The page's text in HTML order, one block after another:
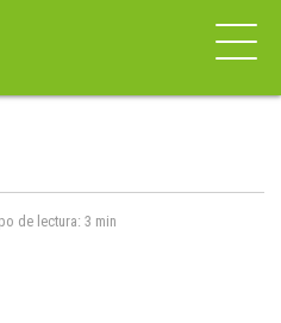
de lectura: 3 min